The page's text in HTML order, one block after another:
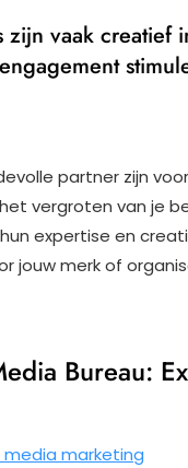
vaak
partner zijn
vergroten van je
expertise en
jouw merk of
Bureau:
media marketing